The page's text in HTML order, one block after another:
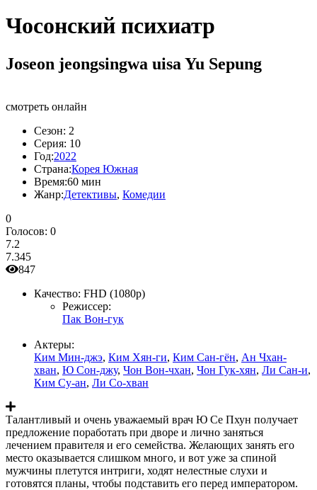
Чосонский психиатр
Joseon jeongsingwa uisa Yu Sepung
смотреть онлайн
Сезон: 2
Серия: 10
Год:2022
Страна:Корея Южная
Время:60 мин
Жанр:Детективы, Комедии
0
Голосов: 0
7.2
7.345
847
Качество: FHD (1080p)
Режиссер:
Пак Вон-гук
Актеры:
Ким Мин-джэ, Ким Хян-ги, Ким Сан-гён, Ан Чхан-
хван, Ю Сон-джу, Чон Вон-чхан, Чон Гук-хян, Ли Сан-и,
Ким Су-ан, Ли Со-хван
Талантливый и очень уважаемый врач Ю Се Пхун получает
предложение поработать при дворе и лично заняться
лечением правителя и его семейства. Желающих занять его
место оказывается слишком много, и вот уже за спиной
мужчины плетутся интриги, ходят нелестные слухи и
готовятся планы, чтобы подставить его перед императором.